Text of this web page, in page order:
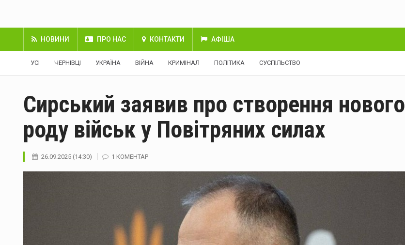
НОВИНИ ПРО НАС КОНТАКТИ АФІША
УСІ ЧЕРНІВЦІ УКРАЇНА ВІЙНА КРИМІНАЛ ПОЛІТИКА СУСПІЛЬСТВО
Сирський заявив про створення нового
роду військ у Повітряних силах
26.09.2025 (14:30) 1 КОМЕНТАР